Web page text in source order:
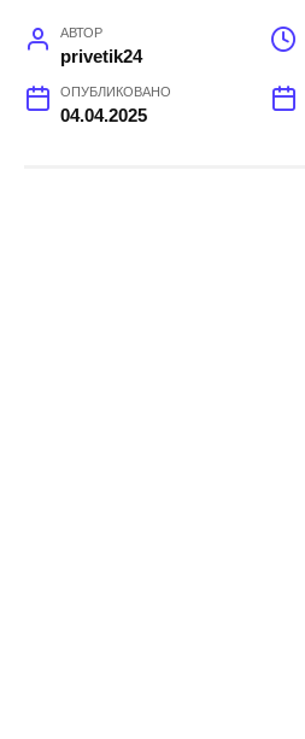
АВТОР
privetik24
ОПУБЛИКОВАНО
04.04.2025